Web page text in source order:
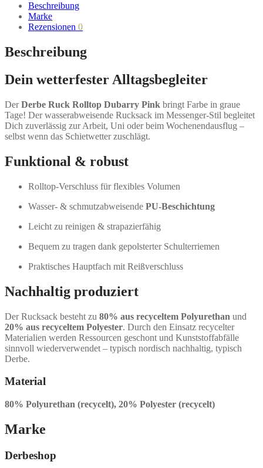
Beschreibung
Marke
Rezensionen 0
Beschreibung
Dein wetterfester Alltagsbegleiter
DerDerbe Ruck Rolltop Dubarry Pink bringt Farbe in graue
Tage! Der wasserabweisende Rucksack im Messenger-Stil begleitet
Dich zuverlässig zur Arbeit, Uni oder beim Wochenendausflug –
selbst wenn das Schietwetter zuschlägt.
Funktional & robust
Rolltop-Verschluss für flexibles Volumen
Wasser- & schmutzabweisende PU-Beschichtung
Leicht zu reinigen & strapazierfähig
Bequem zu tragen dank gepolsterter Schulterriemen
Praktisches Hauptfach mit Reißverschluss
Nachhaltig produziert
Der Rucksack besteht zu 80% aus recyceltem Polyurethan und
20% aus recyceltem Polyester. Durch den Einsatz recycelter
Materialien werden Ressourcen geschont und Kunststoffabfälle
sinnvoll wiederverwendet – typisch nordisch nachhaltig, typisch
Derbe.
Material
80% Polyurethan (recycelt), 20% Polyester (recycelt)
Marke
Derbeshop